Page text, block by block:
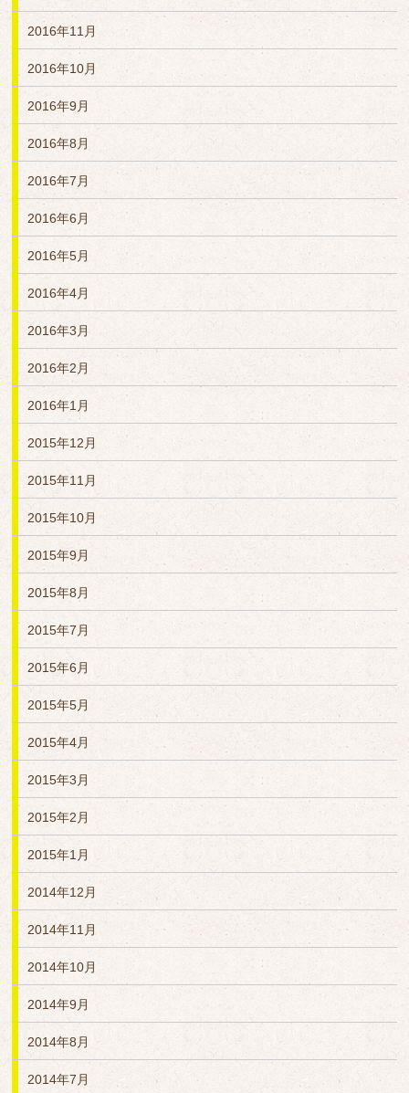
2016年11月
2016年10月
2016年9月
2016年8月
2016年7月
2016年6月
2016年5月
2016年4月
2016年3月
2016年2月
2016年1月
2015年12月
2015年11月
2015年10月
2015年9月
2015年8月
2015年7月
2015年6月
2015年5月
2015年4月
2015年3月
2015年2月
2015年1月
2014年12月
2014年11月
2014年10月
2014年9月
2014年8月
2014年7月